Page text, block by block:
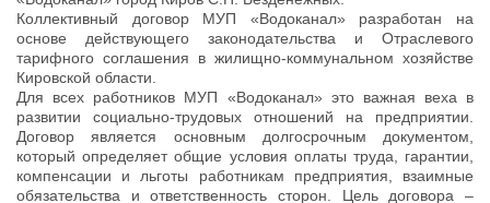
Коллективный договор МУП «Водоканал» разработан на
основе действующего законодательства и Отраслевого
тарифного соглашения в жилищно-коммунальном хозяйстве
Кировской области.
Для всех работников МУП «Водоканал» это важная веха в
развитии социально-трудовых отношений на предприятии.
Договор является основным долгосрочным документом,
который определяет общие условия оплаты труда, гарантии,
компенсации и льготы работникам предприятия, взаимные
обязательства и ответственность сторон. Цель договора –